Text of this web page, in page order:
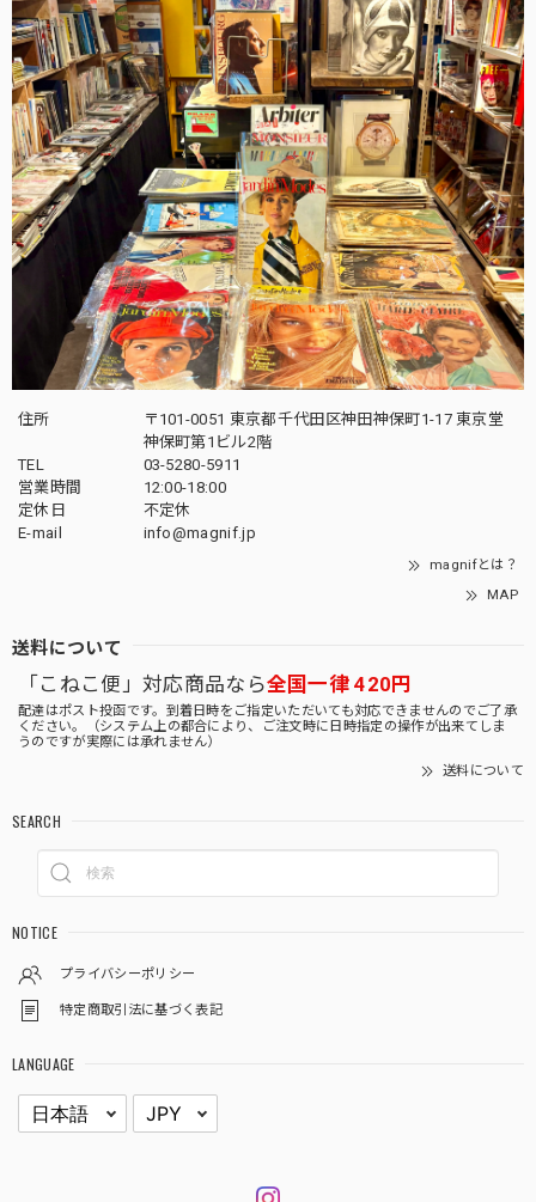
住所
〒101-0051 東京都千代田区神田神保町1-17 東京堂
神保町第1ビル2階
TEL
03-5280-5911
営業時間
12:00-18:00
定休日
不定休
E-mail
info@magnif.jp
magnifとは？
MAP
送料について
「こねこ便」対応商品なら全国一律 420円
配達はポスト投函です。到着日時をご指定いただいても対応できませんのでご了承
ください。（システム上の都合により、ご注文時に日時指定の操作が出来てしま
うのですが実際には承れません）
送料について
SEARCH
NOTICE
プライバシーポリシー
特定商取引法に基づく表記
LANGUAGE